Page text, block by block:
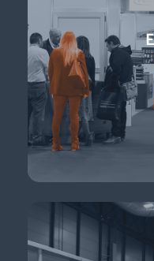
¡Ponentes líderes,
actualidad y
están a